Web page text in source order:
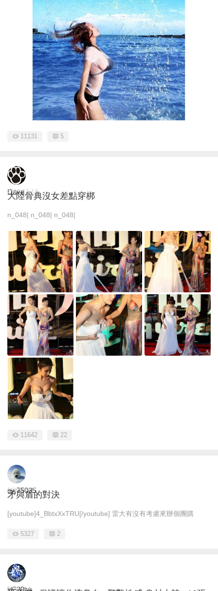
11131 5
Dave
2011-12-14
大陸骨典沒女差點穿梆
n_048| n_048| n_048|
11642 22
ew75035
2014-9-15
矛與盾的對決
[youtube]4_BbtxXxTRU[/youtube] 雷大有沒有考慮來辦個團購
5327 2
jd320tw
2011-9-4